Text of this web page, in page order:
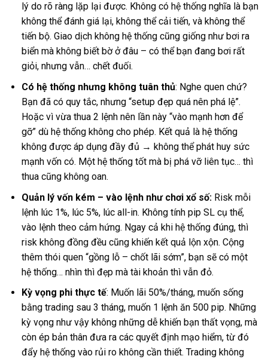
lý do rõ ràng lặp lại được. Không có hệ thống nghĩa là bạn
không thể đánh giá lại, không thể cải tiến, và không thể
tiến bộ. Giao dịch không hệ thống cũng giống như bơi ra
biển mà không biết bờ ở đâu – có thể bạn đang bơi rất
giỏi, nhưng vẫn… chết đuối.
Có hệ thống nhưng không tuân thủ: Nghe quen chứ?
Bạn đã có quy tắc, nhưng “setup đẹp quá nên phá lệ”.
Hoặc vì vừa thua 2 lệnh nên lần này “vào mạnh hơn để
gỡ” dù hệ thống không cho phép. Kết quả là hệ thống
không được áp dụng đầy đủ → không thể phát huy sức
mạnh vốn có. Một hệ thống tốt mà bị phá vỡ liên tục… thì
thua cũng không oan.
Quản lý vốn kém – vào lệnh như chơi xổ số:Risk mỗi
lệnh lúc 1%, lúc 5%, lúc all-in. Không tính pip SL cụ thể,
vào lệnh theo cảm hứng. Ngay cả khi hệ thống đúng, thì
risk không đồng đều cũng khiến kết quả lộn xộn. Cộng
thêm thói quen “gồng lỗ – chốt lãi sớm”, bạn sẽ có một
hệ thống… nhìn thì đẹp mà tài khoản thì vẫn đỏ.
Kỳ vọng phi thực tế: Muốn lãi 50%/tháng, muốn sống
bằng trading sau 3 tháng, muốn 1 lệnh ăn 500 pip. Những
kỳ vọng như vậy không những dễ khiến bạn thất vọng, mà
còn ép bản thân đưa ra các quyết định mạo hiểm, từ đó
đẩy hệ thống vào rủi ro không cần thiết. Trading không